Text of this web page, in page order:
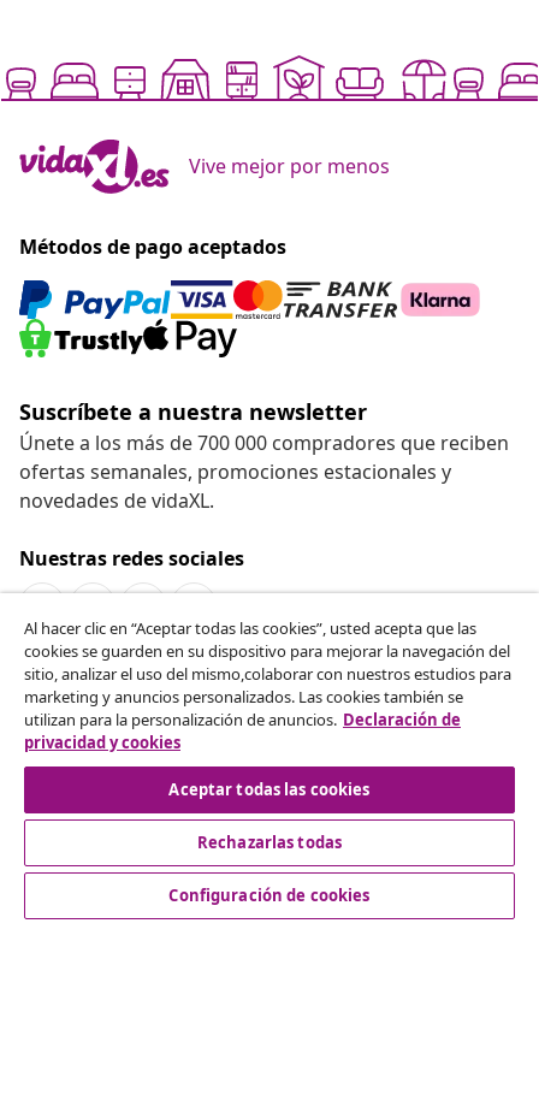
Vive mejor por menos
Métodos de pago aceptados
Suscríbete a nuestra newsletter
Únete a los más de 700 000 compradores que reciben
ofertas semanales, promociones estacionales y
novedades de vidaXL.
Nuestras redes sociales
Desistir del contrato
Solicita la cancelación de tu pedido.
Desistir del contrato
Servicio al Cliente
Al hacer clic en “Aceptar todas las cookies”, usted acepta que las
cookies se guarden en su dispositivo para mejorar la navegación del
sitio, analizar el uso del mismo,colaborar con nuestros estudios para
marketing y anuncios personalizados. Las cookies también se
utilizan para la personalización de anuncios. Declaración de
privacidad y cookies
Aceptar todas las cookies
Rechazarlas todas
Configuración de cookies